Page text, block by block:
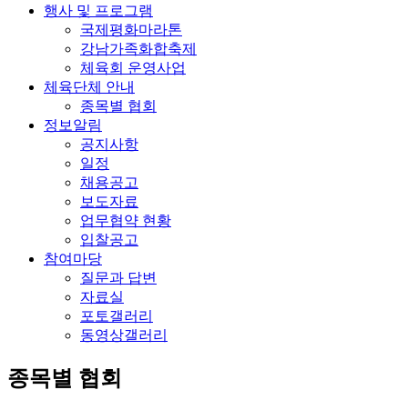
행사 및 프로그램
국제평화마라톤
강남가족화합축제
체육회 운영사업
체육단체 안내
종목별 협회
정보알림
공지사항
일정
채용공고
보도자료
업무협약 현황
입찰공고
참여마당
질문과 답변
자료실
포토갤러리
동영상갤러리
종목별 협회